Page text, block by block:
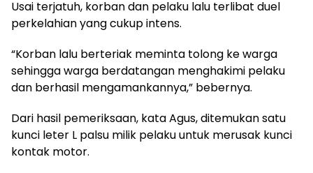
Usai terjatuh, korban dan pelaku lalu terlibat duel
perkelahian yang cukup intens.
“Korban lalu berteriak meminta tolong ke warga
sehingga warga berdatangan menghakimi pelaku
dan berhasil mengamankannya,” bebernya.
Dari hasil pemeriksaan, kata Agus, ditemukan satu
kunci leter L palsu milik pelaku untuk merusak kunci
kontak motor.